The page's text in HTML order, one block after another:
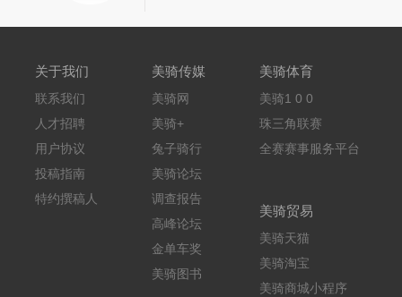
关于我们
联系我们
人才招聘
用户协议
投稿指南
特约撰稿人
美骑传媒
美骑网
美骑+
兔子骑行
美骑论坛
调查报告
高峰论坛
金单车奖
美骑图书
美骑体育
美骑1 0 0
珠三角联赛
全赛赛事服务平台
美骑贸易
美骑天猫
美骑淘宝
美骑商城小程序